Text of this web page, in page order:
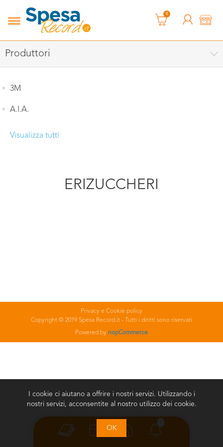
0
Produttori
3M
A.I.A.
Visualizza tutti
ERIZUCCHERI
Privacy e Cookie policy
Copyright © 2019 Spesa Record.it - Tutti i diritti sono riservati
Powered by nopCommerce
I cookie ci aiutano a offrire i nostri servizi. Utilizzando i
nostri servizi, acconsentite al nostro utilizzo dei cookie.
OK